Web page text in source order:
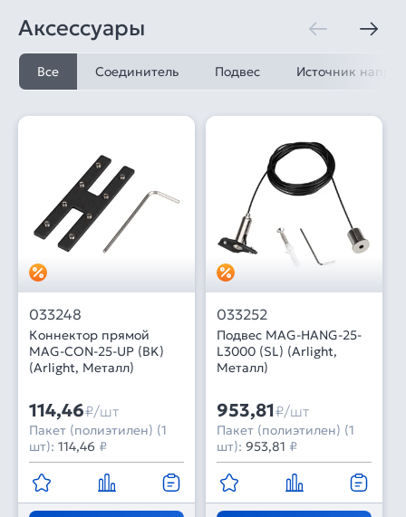
Аксессуары
Все Соединитель Подвес Источник
033248
Коннектор прямой
MAG-CON-25-UP (BK)
(Arlight, Металл)
114,46₽/шт
Пакет (полиэтилен) (1
шт): 114,46 ₽
033252
Подвес MAG-HANG-25-
L3000 (SL) (Arlight,
Металл)
953,81₽/шт
Пакет (полиэтилен) (1
шт): 953,81 ₽